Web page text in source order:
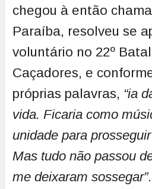
chegou à então
Paraíba, resolveu se
voluntário no 22º
Caçadores, e
próprias palavras, “ia
vida. Ficaria como
unidade para
Mas tudo não passou
me deixaram sossegar”.